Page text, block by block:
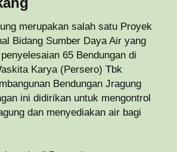
merupakan salah satu Proyek
Bidang Sumber Daya Air yang
65 Bendungan di
Karya (Persero) Tbk
Bendungan Jragung
ini didirikan untuk mengontrol
dan menyediakan air bagi